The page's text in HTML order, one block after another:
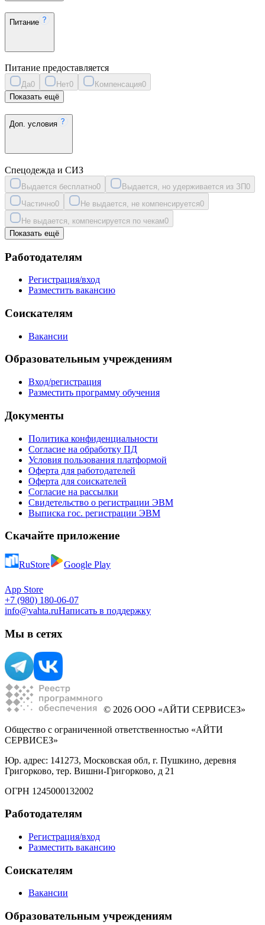
Питание
Питание предоставляется
Да0 Нет0 Компенсация0
Показать ещё
Доп. условия
Спецодежда и СИЗ
Выдается бесплатно0 Выдается, но удерживается из ЗП0
Частично0 Не выдается, не компенсируется0
Не выдается, компенсируется по чекам0
Показать ещё
Работодателям
Регистрация/вход
Разместить вакансию
Соискателям
Вакансии
Образовательным учреждениям
Вход/регистрация
Разместить программу обучения
Документы
Политика конфиденциальности
Согласие на обработку ПД
Условия пользования платформой
Оферта для работодателей
Оферта для соискателей
Согласие на рассылки
Свидетельство о регистрации ЭВМ
Выписка гос. регистрации ЭВМ
Скачайте приложение
RuStore Google Play
App Store
+7 (980) 180-06-07
info@vahta.ruНаписать в поддержку
Мы в сетях
© 2026 ООО «АЙТИ СЕРВИСЕЗ»
Общество с ограниченной ответственностью «АЙТИ
СЕРВИСЕЗ»
Юр. адрес: 141273, Московская обл, г. Пушкино, деревня
Григорково, тер. Вишни-Григорково, д 21
ОГРН 1245000132002
Работодателям
Регистрация/вход
Разместить вакансию
Соискателям
Вакансии
Образовательным учреждениям